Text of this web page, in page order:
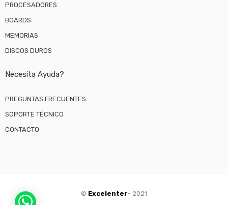
PROCESADORES
BOARDS
MEMORIAS
DISCOS DUROS
Necesita Ayuda?
PREGUNTAS FRECUENTES
SOPORTE TÉCNICO
CONTACTO
© Excelenter- 2021